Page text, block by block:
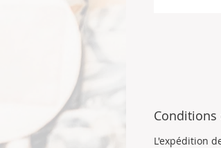
L'expédition